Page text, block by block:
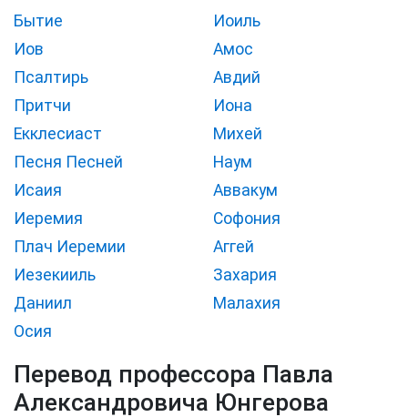
Бытие
Иов
Псалтирь
Притчи
Екклесиаст
Песня Песней
Исаия
Иеремия
Плач Иеремии
Иезекииль
Даниил
Осия
Иоиль
Амос
Авдий
Иона
Михей
Наум
Аввакум
Софония
Аггей
Захария
Малахия
Перевод профессора Павла
Александровича Юнгерова